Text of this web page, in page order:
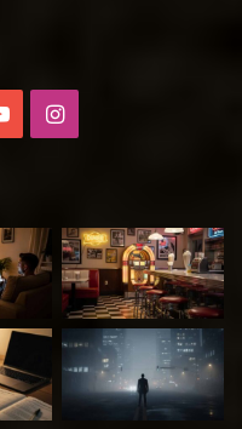
YouTubeInstagram